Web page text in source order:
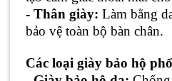
- Thân giày: Làm bằng
bảo vệ toàn bộ bàn chân.
Các loại giày bảo hộ